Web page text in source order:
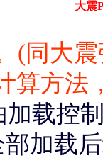
大震
(同大
算方
载控
加载